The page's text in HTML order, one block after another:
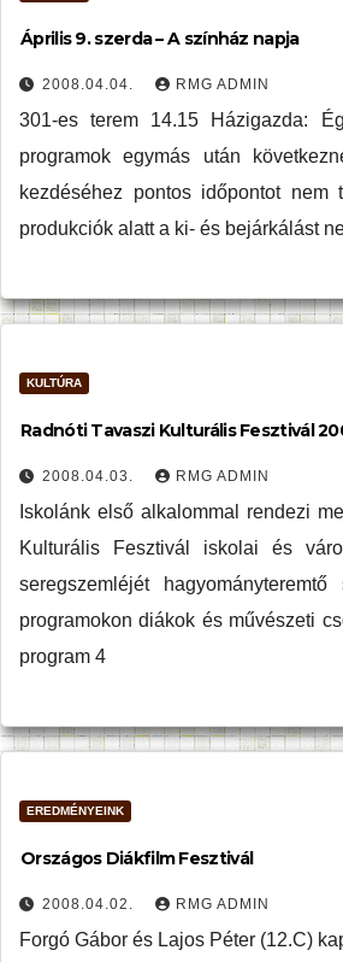
Április 9. szerda – A színház napja
2008.04.04. RMG ADMIN
301-es terem 14.15 Házigazda:
programok egymás után
kezdéséhez pontos időpontot nem
produkciók alatt a ki- és bejárkálást
KULTÚRA
Radnóti Tavaszi Kulturális Fesztivál
2008.04.03. RMG ADMIN
Iskolánk első alkalommal rendezi
Kulturális Fesztivál iskolai és
seregszemléjét
programokon diákok és művészeti
program 4
EREDMÉNYEINK
Országos Diákfilm Fesztivál
2008.04.02. RMG ADMIN
Forgó Gábor és Lajos Péter (12.C)